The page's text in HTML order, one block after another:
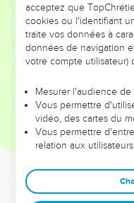
DE
ET SI LEURS
leur foi ou leur vision.
et les saisons difficiles
sont elles
Dans cette conférence,
clés pour avancer avec
deviennent vos
acceptez que
cookies ou l'identifiant
traite vos données à
données de navigation
votre compte utilisateur)
Mesurer l'audience
Vous permettre
vidéo, des cartes du
Vous permettre
relation aux utilisateurs.